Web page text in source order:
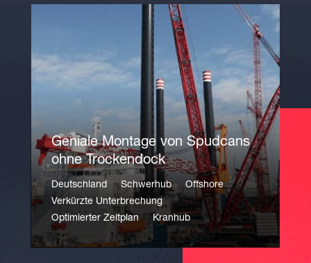
Geniale Montage von Spudcans
ohne Trockendock
Deutschland Schwerhub
Offshore
Verkürzte Unterbrechung
Optimierter Zeitplan
Kranhub